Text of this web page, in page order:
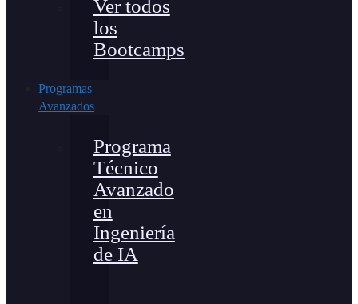
Ver todos
los
Bootcamps
Programas
Avanzados
Programa
Técnico
Avanzado
en
Ingeniería
de IA